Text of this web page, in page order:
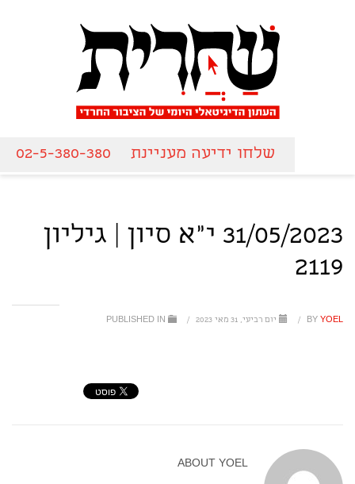
שלחו ידיעה מעניינת 02-5-380-380
31/05/2023 י"א סיון | גיליון
2119
BY YOEL
/ יום רביעי, 31 מאי 2023 /
ABOUT YOEL